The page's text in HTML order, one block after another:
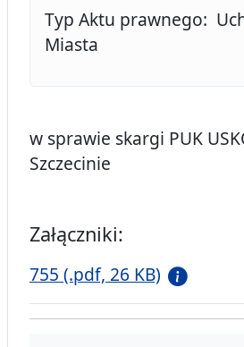
Typ Aktu prawnego:
Miasta
w sprawie skargi PUK
Szczecinie
Załączniki:
755 (.pdf, 26 KB)